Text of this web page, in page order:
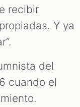
recibir
Y ya
del
cuando el